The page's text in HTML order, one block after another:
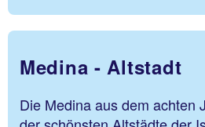
Medina - Altstadt
Die Medina aus dem achten